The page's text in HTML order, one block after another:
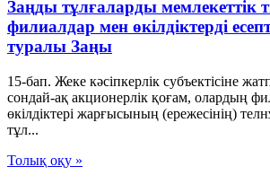
Заңды тұлғаларды мемлекеттік
филиалдар мен өкілдіктерді
туралы Заңы
15-бап. Жеке кәсiпкерлiк субъектiсiне
сондай-ақ акционерлiк қоғам, олардың
өкiлдiктерi жарғысының (ережесiнiң)
тұл...
Толық оқу »